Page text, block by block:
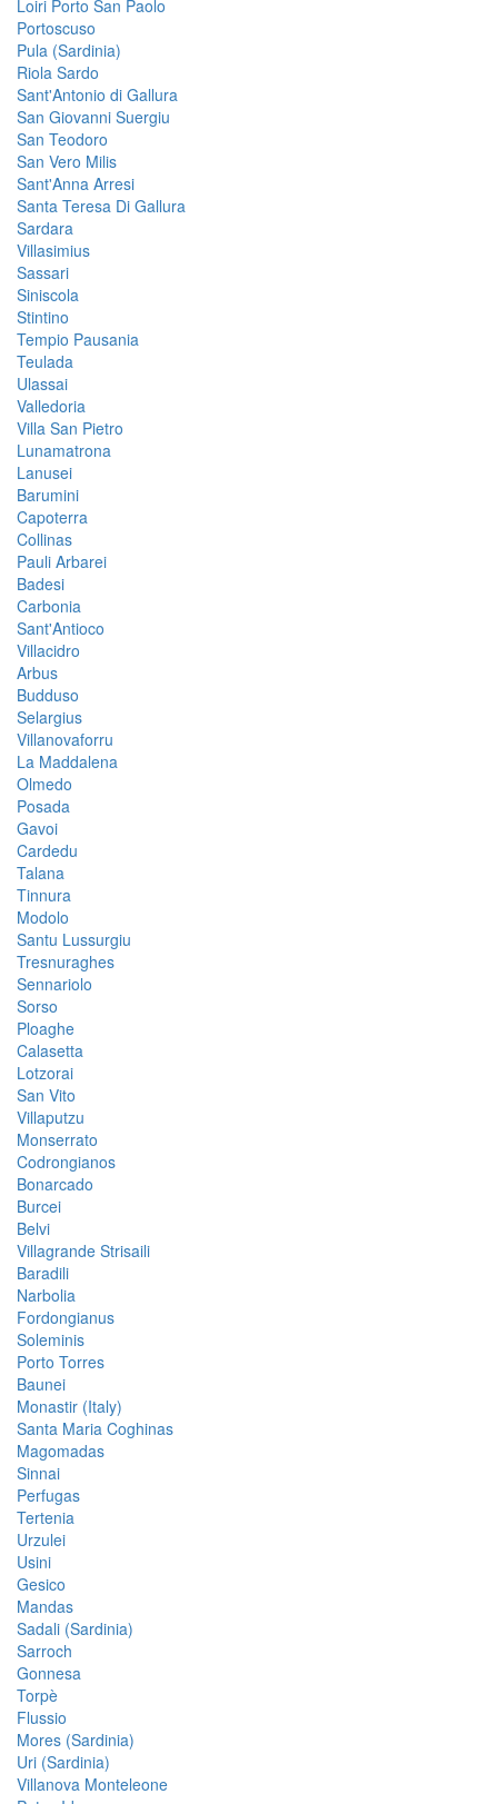
Loiri Porto San Paolo
Portoscuso
Pula (Sardinia)
Riola Sardo
Sant'Antonio di Gallura
San Giovanni Suergiu
San Teodoro
San Vero Milis
Sant'Anna Arresi
Santa Teresa Di Gallura
Sardara
Villasimius
Sassari
Siniscola
Stintino
Tempio Pausania
Teulada
Ulassai
Valledoria
Villa San Pietro
Lunamatrona
Lanusei
Barumini
Capoterra
Collinas
Pauli Arbarei
Badesi
Carbonia
Sant'Antioco
Villacidro
Arbus
Budduso
Selargius
Villanovaforru
La Maddalena
Olmedo
Posada
Gavoi
Cardedu
Talana
Tinnura
Modolo
Santu Lussurgiu
Tresnuraghes
Sennariolo
Sorso
Ploaghe
Calasetta
Lotzorai
San Vito
Villaputzu
Monserrato
Codrongianos
Bonarcado
Burcei
Belvi
Villagrande Strisaili
Baradili
Narbolia
Fordongianus
Soleminis
Porto Torres
Baunei
Monastir (Italy)
Santa Maria Coghinas
Magomadas
Sinnai
Perfugas
Tertenia
Urzulei
Usini
Gesico
Mandas
Sadali (Sardinia)
Sarroch
Gonnesa
Torpè
Flussio
Mores (Sardinia)
Uri (Sardinia)
Villanova Monteleone